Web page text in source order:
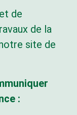
:
info@valoris-
estrie.com
de
de la
site de
: